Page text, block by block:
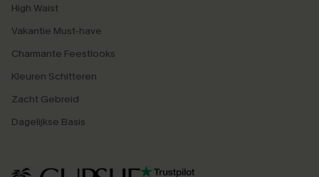
High Waist
Vakantie Must-have
Charmante Feestlooks
Kleuren Schitteren
Zacht Gebreid
Dagelijkse Basis